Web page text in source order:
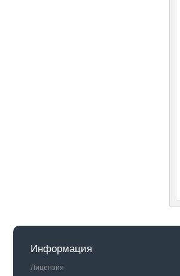
Информация
Лицензия